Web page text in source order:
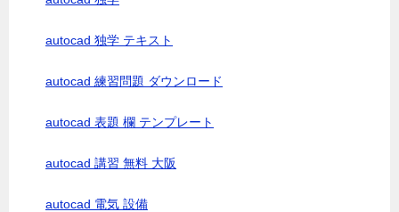
autocad 独学 テキスト
autocad 練習問題 ダウンロード
autocad 表題 欄 テンプレート
autocad 講習 無料 大阪
autocad 電気 設備